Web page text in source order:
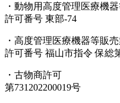
・動物用高度管理医療機
許可番号 東部-74
・高度管理医療機器等販
許可番号 福山市指令 保総
・古物商許可
第731202200019号